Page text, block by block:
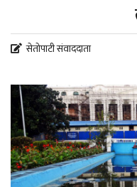
सेतोपाटी संवाददाता